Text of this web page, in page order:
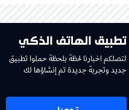
تطبيق الهاتف الذكي
لتصلكم اخبارنا لحظة بلحظة حملوا تطبيق
جديد وتجربة جديدة تم إنشاؤها لك